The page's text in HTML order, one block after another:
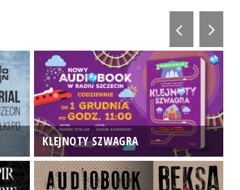
KLEJNOTY SZWAGRA